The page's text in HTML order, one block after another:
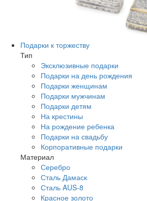
Подарки к торжеству
Тип
Эксклюзивные подарки
Подарки на день рождения
Подарки женщинам
Подарки мужчинам
Подарки детям
На крестины
На рождение ребенка
Подарки на свадьбу
Корпоративные подарки
Материал
Серебро
Сталь Дамаск
Сталь AUS-8
Красное золото